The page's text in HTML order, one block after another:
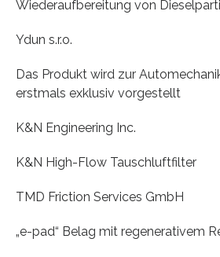
Wiederaufbereitung von
Ydun s.r.o.
Das Produkt wird zur
erstmals exklusiv vorgestellt
K&N Engineering Inc.
K&N High-Flow Tauschluftfilter
TMD Friction Services GmbH
„e-pad“ Belag mit regenerativem